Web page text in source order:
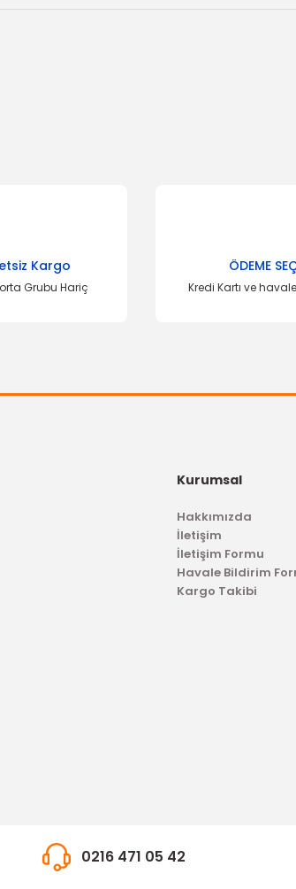
gördüğünüz noktaları öneri formunu
Kargo
Grubu Hariç
ÖDEME
Kredi Kartı ve
Kurumsal
Hakkımızda
İletişim
İletişim Formu
Havale Bildirim
Kargo Takibi
0216 471 05 42